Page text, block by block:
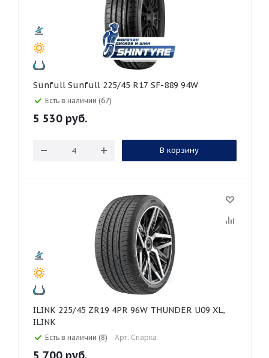
Sunfull Sunfull 225/45 R17 SF-889 94W
Есть в наличии (67)
5 530 руб.
В корзину
ILINK 225/45 ZR19 4PR 96W THUNDER U09 XL,
ILINK
Есть в наличии (8) Арт: Спарка